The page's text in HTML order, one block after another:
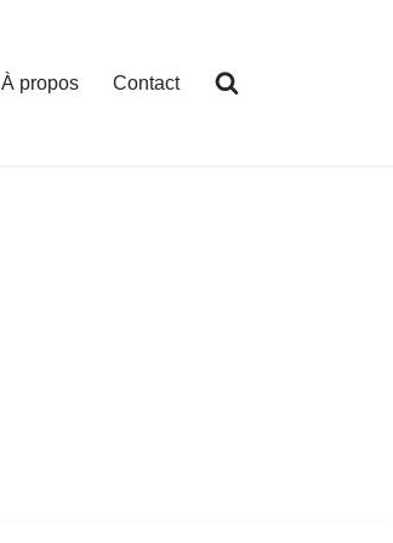
À propos Contact